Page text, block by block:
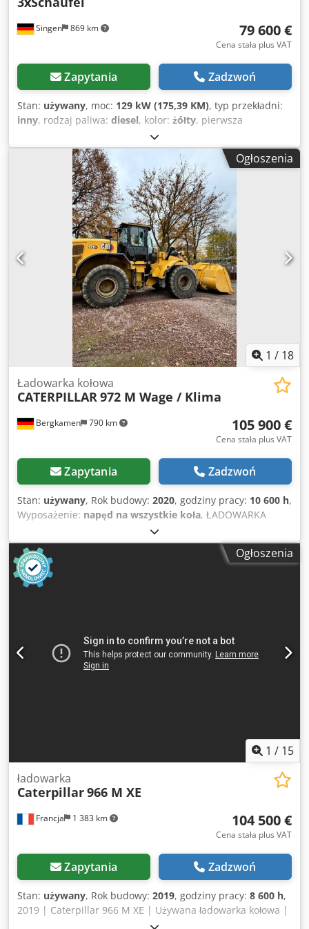
Singen 869 km 79 600 €
Cena stała plus VAT
Zapytania Zadzwoń
Stan: używany, moc: 129 kW (175,39 KM), typ przekładni:
inny, rodzaj paliwa: diesel, kolor: żółty, pierwsza
, klasa emisji:
Rok budowy:2019, godziny pracy:7 162 h, kabin kierowcy:
, paliwo:diesel, Wyposażenie:klimatyzacja, napęd na
wszystkie koła, * Kamera cofania Cedpfx Aqozhbv Hsporf
* System szybkiej wymiany narzędzi CAT CW-20-H.4.N. *
Łyżka do prac ziemnych, szerokość 2,20 m * 2 łyżki do prac
ziemnych, szerokość 1,00 m + 0,50 m * Nowe opony ...
Radio, napęd na wszystkie koła, klimatyzacja, system
szybkiej wymiany, używany pojazd, silnik Diesla, cena
zawiera podatek VAT.
Ogłoszenia
1 / 18
Bergkamen 790 km
Ładowarka kołowa
CATERPILLAR972 M Wage / Klima
105 900 €
Cena stała plus VAT
Zapytania Zadzwoń
Stan: używany, Rok budowy: 2020, godziny pracy: 10 600 h,
Wyposażenie: napęd na wszystkie koła, ŁADOWARKA
KOŁOWA CATERPILLAR 972 XE zbudowany w 2020 roku
10600 BS, Silnik o mocy ok. 253 kW, śmieć, Crsdpfeu Sgd
Sox Aqpsf klimat bardzo dobry, stan jak nowy Netto plus
19% VAT
Ogłoszenia
1 / 15
Francja 1 383 km
ładowarka
Caterpillar966 M XE
104 500 €
Cena stała plus VAT
Zapytania Zadzwoń
Stan: używany, Rok budowy: 2019, godziny pracy: 8 600 h,
2019 | Caterpillar 966 M XE | Używana ładowarka kołowa |
8600 motogodzin 📍Lokalizacja: Francja 🚛 Dostawa